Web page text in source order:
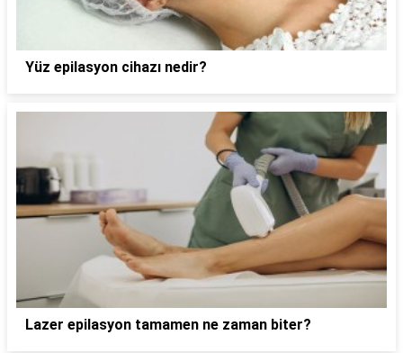
Yüz epilasyon cihazı nedir?
Lazer epilasyon tamamen ne zaman biter?